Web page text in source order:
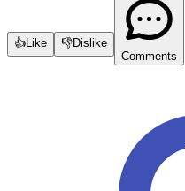
👍Like 👎Dislike
Comments